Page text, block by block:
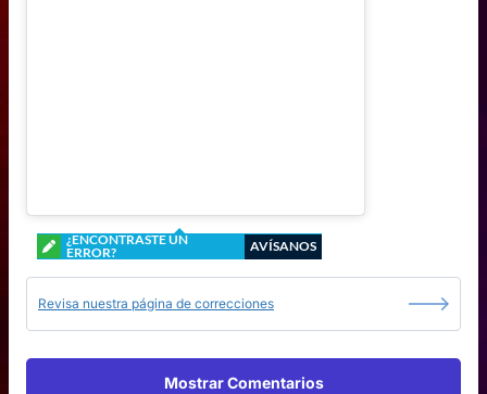
¿ENCONTRASTE UN
ERROR?
AVÍSANOS
Revisa nuestra página de correcciones
Mostrar Comentarios